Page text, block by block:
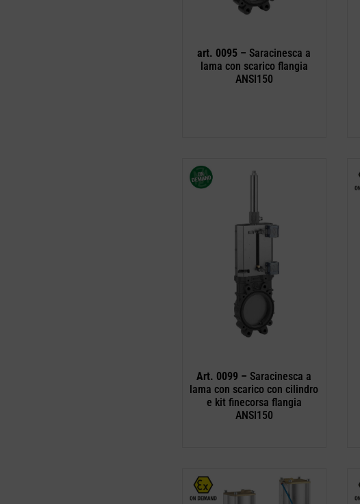
art. 0095 – Saracinesca a
lama con scarico flangia
ANSI150
Art. 0099 – Saracinesca a
lama con scarico con cilindro
e kit finecorsa flangia
ANSI150